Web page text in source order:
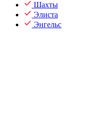
Шахты
Элиста
Энгельс